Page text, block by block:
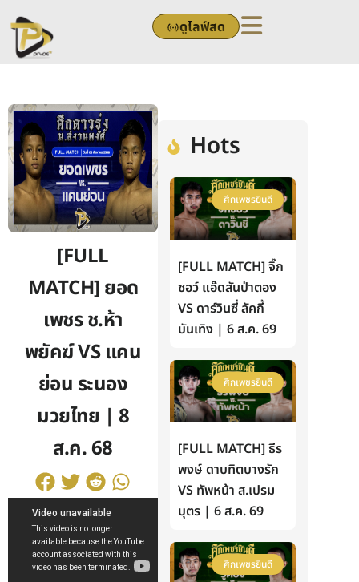
to
content
ดูไลฟ์สด
[FULL
MATCH] ยอด
เพชร ช.ห้า
พยัคฆ์ VS แคน
ย่อน ระนอง
มวยไทย | 8
ส.ค. 68
Hots
ศึกเพชรยินดี
[FULL MATCH] จิ๊ก
ซอว์ แอ๊ดสันป่าตอง
VS ดาร์วินซี่ ลัคกี้
บันเทิง | 6 ส.ค. 69
ศึกเพชรยินดี
[FULL MATCH] ธีร
พงษ์ ดาบทิตบางรัก
VS ทัพหน้า ส.เปรม
บุตร | 6 ส.ค. 69
ศึกเพชรยินดี